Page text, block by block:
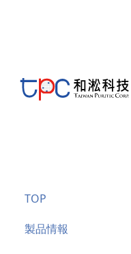
TOP
製品情報